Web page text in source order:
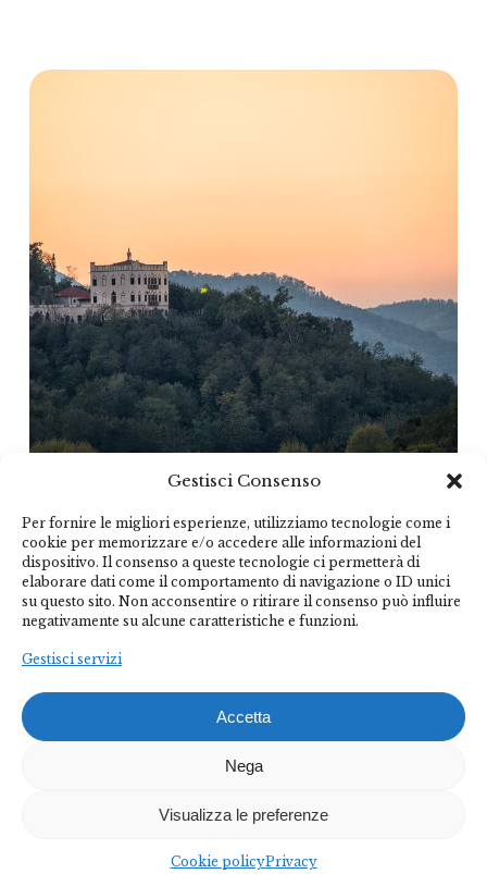
Gestisci Consenso
Per fornire le migliori esperienze, utilizziamo tecnologie come i
cookie per memorizzare e/o accedere alle informazioni del
dispositivo. Il consenso a queste tecnologie ci permetterà di
elaborare dati come il comportamento di navigazione o ID unici
su questo sito. Non acconsentire o ritirare il consenso può influire
negativamente su alcune caratteristiche e funzioni.
Gestisci servizi
Accetta
Nega
Visualizza le preferenze
Cookie policyPrivacy
Federalberghi
Terme Abano Montegrotto
alberghiere del Bacino Termale Euganeo.
Raggruppa, su base volontaria alberghi-stabilimenti
termali di tutte le categorie e dimensioni e incide su
6.000 addetti, 3 milioni di presenze turistiche annue e